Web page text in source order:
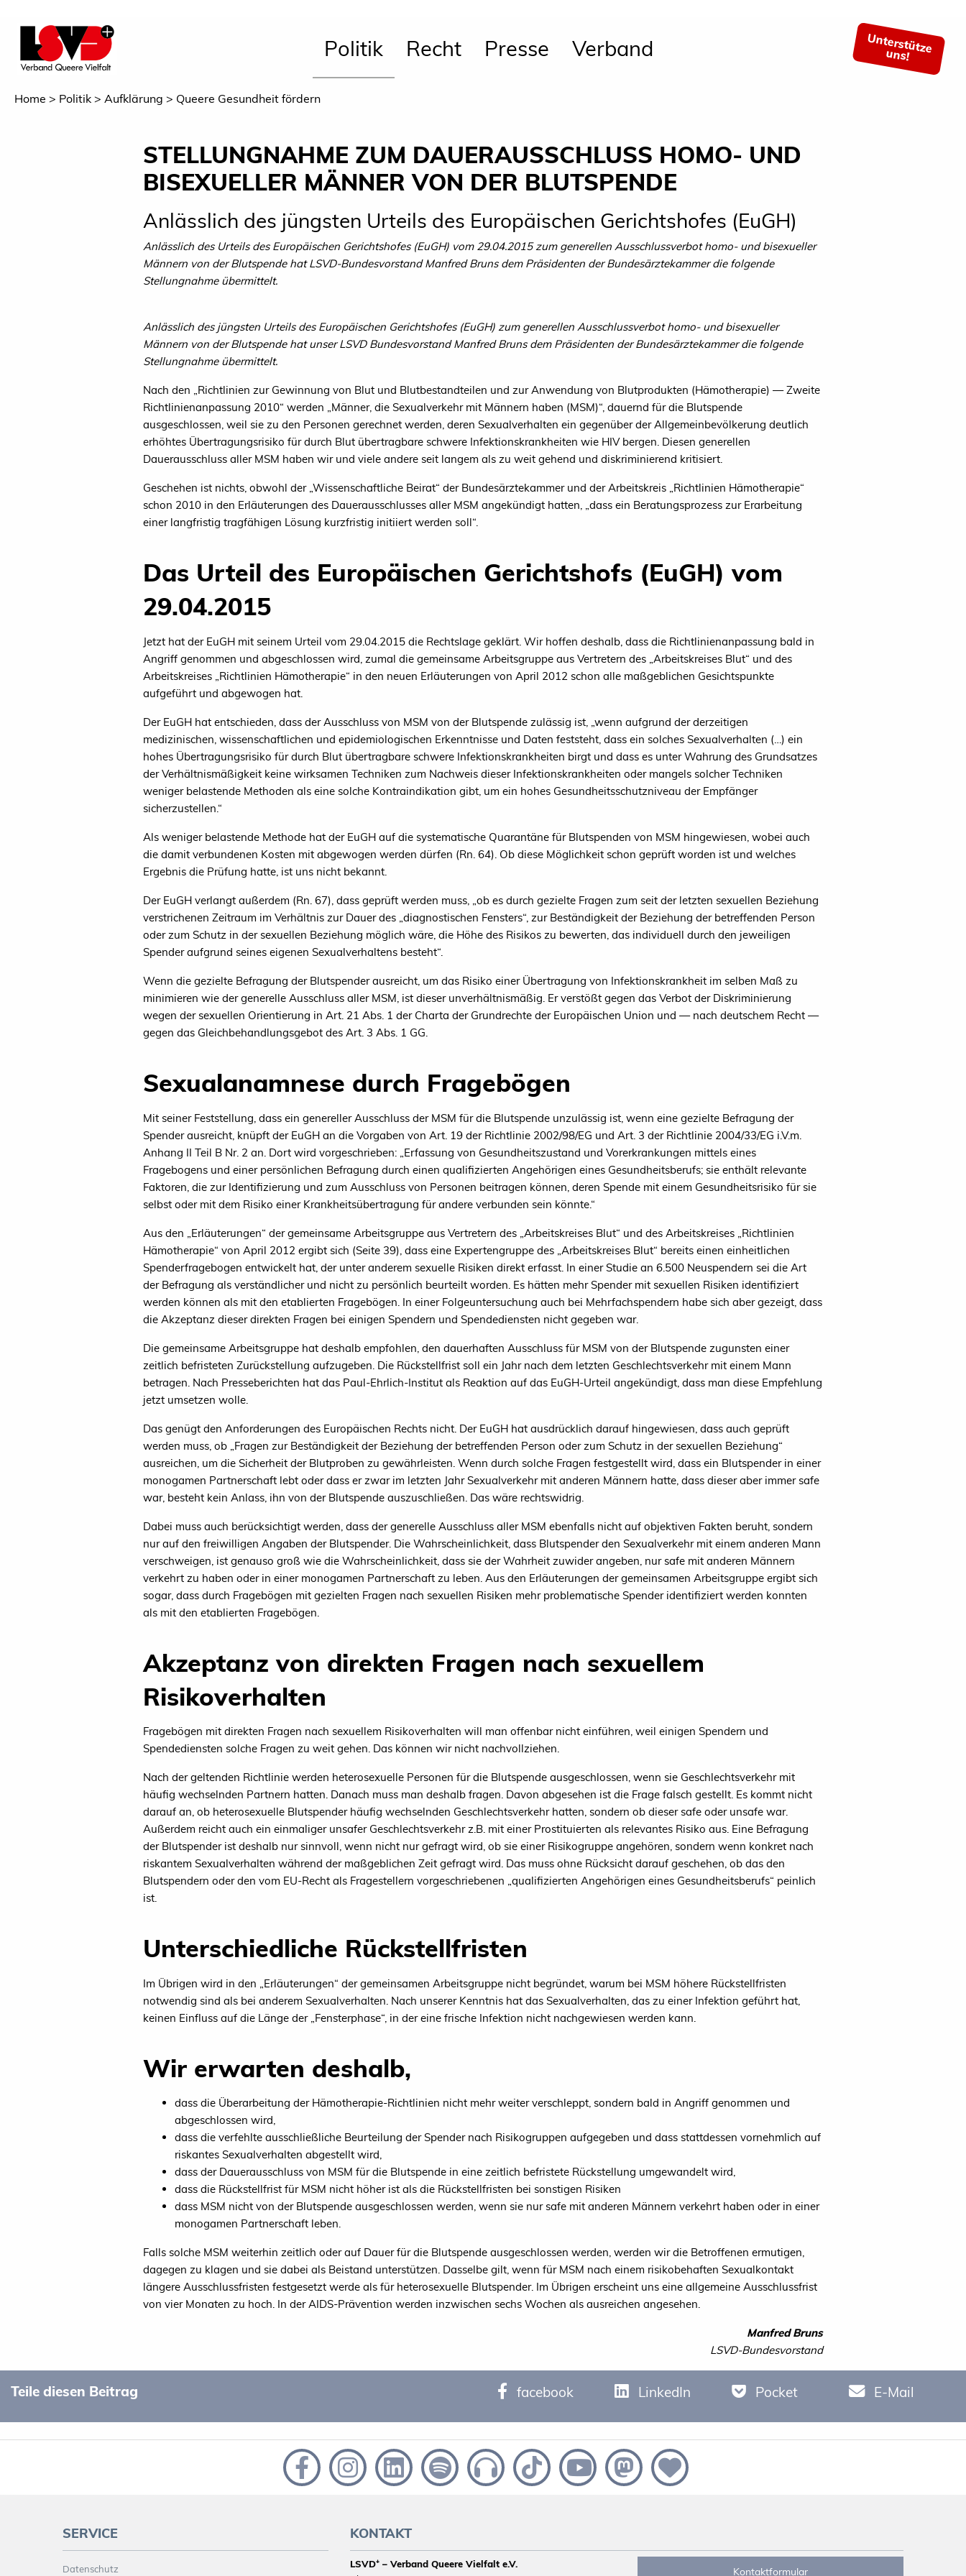
Politik Recht Presse Verband Unterstütze
uns!
Home Politik Aufklärung Queere Gesundheit fördern
STELLUNGNAHME ZUM DAUERAUSSCHLUSS HOMO- UND
BISEXUELLER MÄNNER VON DER BLUTSPENDE
Anlässlich des jüngsten Urteils des Europäischen Gerichtshofes (EuGH)
Anlässlich des Urteils des Europäischen Gerichtshofes (EuGH) vom 29.04.2015 zum generellen Ausschlussverbot homo- und bisexueller
Männern von der Blutspende hatLSVD-Bundesvorstand Manfred Bruns dem Präsidenten der Bundesärztekammer die folgende
Stellungnahme übermittelt.
Anlässlich des jüngsten Urteils des Europäischen Gerichtshofes (EuGH) zum generellen Ausschlussverbot homo- und bisexueller
Männern von der Blutspende hat unser LSVD Bundesvorstand Manfred Bruns dem Präsidenten der Bundesärztekammer die folgende
Stellungnahme übermittelt.
Nach den „Richtlinien zur Gewinnung von Blut und Blutbestandteilen und zur Anwendung von Blutprodukten (Hämotherapie) — Zweite
Richtlinienanpassung 2010“ werden „Männer, die Sexualverkehr mit Männern haben (MSM)“, dauernd für die Blutspende
ausgeschlossen, weil sie zu den Personen gerechnet werden, deren Sexualverhalten ein gegenüber der Allgemeinbevölkerung deutlich
erhöhtes Übertragungsrisiko für durch Blut übertragbare schwere Infektionskrankheiten wie HIV bergen. Diesen generellen
Dauerausschluss aller MSM haben wir und viele andere seit langem als zu weit gehend und diskriminierend kritisiert.
Geschehen ist nichts, obwohl der „Wissenschaftliche Beirat“ der Bundesärztekammer und der Arbeitskreis „Richtlinien Hämotherapie“
schon 2010 in den Erläuterungen des Dauerausschlusses aller MSM angekündigt hatten, „dass ein Beratungsprozess zur Erarbeitung
einer langfristig tragfähigen Lösung kurzfristig initiiert werden soll“.
Das Urteil des Europäischen Gerichtshofs (EuGH) vom
29.04.2015
Jetzt hat der EuGH mit seinem Urteil vom 29.04.2015 die Rechtslage geklärt. Wir hoffen deshalb, dass die Richtlinienanpassung bald in
Angriff genommen und abgeschlossen wird, zumal die gemeinsame Arbeitsgruppe aus Vertretern des „Arbeitskreises Blut“ und des
Arbeitskreises „Richtlinien Hämotherapie“ in den neuen Erläuterungen von April 2012 schon alle maßgeblichen Gesichtspunkte
aufgeführt und abgewogen hat.
Der EuGH hat entschieden, dass der Ausschluss von MSM von der Blutspende zulässig ist, „wenn aufgrund der derzeitigen
medizinischen, wissenschaftlichen und epidemiologischen Erkenntnisse und Daten feststeht, dass ein solches Sexualverhalten (…) ein
hohes Übertragungsrisiko für durch Blut übertragbare schwere Infektionskrankheiten birgt und dass es unter Wahrung des Grundsatzes
der Verhältnismäßigkeit keine wirksamen Techniken zum Nachweis dieser Infektionskrankheiten oder mangels solcher Techniken
weniger belastende Methoden als eine solche Kontraindikation gibt, um ein hohes Gesundheitsschutzniveau der Empfänger
sicherzustellen.“
Als weniger belastende Methode hat der EuGH auf die systematische Quarantäne für Blutspenden von MSM hingewiesen, wobei auch
die damit verbundenen Kosten mit abgewogen werden dürfen (Rn. 64). Ob diese Möglichkeit schon geprüft worden ist und welches
Ergebnis die Prüfung hatte, ist uns nicht bekannt.
Der EuGH verlangt außerdem (Rn. 67), dass geprüft werden muss, „ob es durch gezielte Fragen zum seit der letzten sexuellen Beziehung
verstrichenen Zeitraum im Verhältnis zur Dauer des „diagnostischen Fensters“, zur Beständigkeit der Beziehung der betreffenden Person
oder zum Schutz in der sexuellen Beziehung möglich wäre, die Höhe des Risikos zu bewerten, das individuell durch den jeweiligen
Spender aufgrund seines eigenen Sexualverhaltens besteht“.
Wenn die gezielte Befragung der Blutspender ausreicht, um das Risiko einer Übertragung von Infektionskrankheit im selben Maß zu
minimieren wie der generelle Ausschluss aller MSM, ist dieser unverhältnismäßig. Er verstößt gegen das Verbot der Diskriminierung
wegen der sexuellen Orientierung in Art. 21 Abs. 1 der Charta der Grundrechte der Europäischen Union und — nach deutschem Recht —
gegen das Gleichbehandlungsgebot des Art. 3 Abs. 1 GG.
Sexualanamnese durch Fragebögen
Mit seiner Feststellung, dass ein genereller Ausschluss der MSM für die Blutspende unzulässig ist, wenn eine gezielte Befragung der
Spender ausreicht, knüpft der EuGH an die Vorgaben von Art. 19 der Richtlinie 2002/98/EG und Art. 3 der Richtlinie 2004/33/EG i.V.m.
Anhang II Teil B Nr. 2 an. Dort wird vorgeschrieben: „Erfassung von Gesundheitszustand und Vorerkrankungen mittels eines
Fragebogens und einer persönlichen Befragung durch einen qualifizierten Angehörigen eines Gesundheitsberufs; sie enthält relevante
Faktoren, die zur Identifizierung und zum Ausschluss von Personen beitragen können, deren Spende mit einem Gesundheitsrisiko für sie
selbst oder mit dem Risiko einer Krankheitsübertragung für andere verbunden sein könnte.“
Aus den „Erläuterungen“ der gemeinsame Arbeitsgruppe aus Vertretern des „Arbeitskreises Blut“ und des Arbeitskreises „Richtlinien
Hämotherapie“ von April 2012 ergibt sich (Seite 39), dass eine Expertengruppe des „Arbeitskreises Blut“ bereits einen einheitlichen
Spenderfragebogen entwickelt hat, der unter anderem sexuelle Risiken direkt erfasst. In einer Studie an 6.500 Neuspendern sei die Art
der Befragung als verständlicher und nicht zu persönlich beurteilt worden. Es hätten mehr Spender mit sexuellen Risiken identifiziert
werden können als mit den etablierten Fragebögen. In einer Folgeuntersuchung auch bei Mehrfachspendern habe sich aber gezeigt, dass
die Akzeptanz dieser direkten Fragen bei einigen Spendern und Spendediensten nicht gegeben war.
Die gemeinsame Arbeitsgruppe hat deshalb empfohlen, den dauerhaften Ausschluss für MSM von der Blutspende zugunsten einer
zeitlich befristeten Zurückstellung aufzugeben. Die Rückstellfrist soll ein Jahr nach dem letzten Geschlechtsverkehr mit einem Mann
betragen. Nach Presseberichten hat das Paul-Ehrlich-Institut als Reaktion auf das EuGH-Urteil angekündigt, dass man diese Empfehlung
jetzt umsetzen wolle.
Das genügt den Anforderungen des Europäischen Rechts nicht. Der EuGH hat ausdrücklich darauf hingewiesen, dass auch geprüft
werden muss, ob „Fragen zur Beständigkeit der Beziehung der betreffenden Person oder zum Schutz in der sexuellen Beziehung“
ausreichen, um die Sicherheit der Blutproben zu gewährleisten. Wenn durch solche Fragen festgestellt wird, dass ein Blutspender in einer
monogamen Partnerschaft lebt oder dass er zwar im letzten Jahr Sexualverkehr mit anderen Männern hatte, dass dieser aber immer safe
war, besteht kein Anlass, ihn von der Blutspende auszuschließen. Das wäre rechtswidrig.
Dabei muss auch berücksichtigt werden, dass der generelle Ausschluss aller MSM ebenfalls nicht auf objektiven Fakten beruht, sondern
nur auf den freiwilligen Angaben der Blutspender. Die Wahrscheinlichkeit, dass Blutspender den Sexualverkehr mit einem anderen Mann
verschweigen, ist genauso groß wie die Wahrscheinlichkeit, dass sie der Wahrheit zuwider angeben, nur safe mit anderen Männern
verkehrt zu haben oder in einer monogamen Partnerschaft zu leben. Aus den Erläuterungen der gemeinsamen Arbeitsgruppe ergibt sich
sogar, dass durch Fragebögen mit gezielten Fragen nach sexuellen Risiken mehr problematische Spender identifiziert werden konnten
als mit den etablierten Fragebögen.
Akzeptanz von direkten Fragen nach sexuellem
Risikoverhalten
Fragebögen mit direkten Fragen nach sexuellem Risikoverhalten will man offenbar nicht einführen, weil einigen Spendern und
Spendediensten solche Fragen zu weit gehen. Das können wir nicht nachvollziehen.
Nach der geltenden Richtlinie werden heterosexuelle Personen für die Blutspende ausgeschlossen, wenn sie Geschlechtsverkehr mit
häufig wechselnden Partnern hatten. Danach muss man deshalb fragen. Davon abgesehen ist die Frage falsch gestellt. Es kommt nicht
darauf an, ob heterosexuelle Blutspender häufig wechselnden Geschlechtsverkehr hatten, sondern ob dieser safe oder unsafe war.
Außerdem reicht auch ein einmaliger unsafer Geschlechtsverkehr z.B. mit einer Prostituierten als relevantes Risiko aus. Eine Befragung
der Blutspender ist deshalb nur sinnvoll, wenn nicht nur gefragt wird, ob sie einer Risikogruppe angehören, sondern wenn konkret nach
riskantem Sexualverhalten während der maßgeblichen Zeit gefragt wird. Das muss ohne Rücksicht darauf geschehen, ob das den
Blutspendern oder den vom EU-Recht als Fragestellern vorgeschriebenen „qualifizierten Angehörigen eines Gesundheitsberufs“ peinlich
ist.
Unterschiedliche Rückstellfristen
Im Übrigen wird in den „Erläuterungen“ der gemeinsamen Arbeitsgruppe nicht begründet, warum bei MSM höhere Rückstellfristen
notwendig sind als bei anderem Sexualverhalten. Nach unserer Kenntnis hat das Sexualverhalten, das zu einer Infektion geführt hat,
keinen Einfluss auf die Länge der „Fensterphase“, in der eine frische Infektion nicht nachgewiesen werden kann.
Wir erwarten deshalb,
dass die Überarbeitung der Hämotherapie-Richtlinien nicht mehr weiter verschleppt, sondern bald in Angriff genommen und
abgeschlossen wird,
dass die verfehlte ausschließliche Beurteilung der Spender nach Risikogruppen aufgegeben und dass stattdessen vornehmlich auf
riskantes Sexualverhalten abgestellt wird,
dass der Dauerausschluss von MSM für die Blutspende in eine zeitlich befristete Rückstellung umgewandelt wird,
dass die Rückstellfrist für MSM nicht höher ist als die Rückstellfristen bei sonstigen Risiken
dass MSM nicht von der Blutspende ausgeschlossen werden, wenn sie nur safe mit anderen Männern verkehrt haben oder in einer
monogamen Partnerschaft leben.
Falls solche MSM weiterhin zeitlich oder auf Dauer für die Blutspende ausgeschlossen werden, werden wir die Betroffenen ermutigen,
dagegen zu klagen und sie dabei als Beistand unterstützen. Dasselbe gilt, wenn für MSM nach einem risikobehaften Sexualkontakt
längere Ausschlussfristen festgesetzt werde als für heterosexuelle Blutspender. Im Übrigen erscheint uns eine allgemeine Ausschlussfrist
von vier Monaten zu hoch. In der AIDS-Prävention werden inzwischen sechs Wochen als ausreichen angesehen.
Manfred Bruns
LSVD-Bundesvorstand
Teile diesen Beitrag facebook LinkedIn Pocket E-Mail
SERVICE
Datenschutz
KONTAKT
LSVD⁺ – Verband Queere Vielfalt e.V.
Kontaktformular